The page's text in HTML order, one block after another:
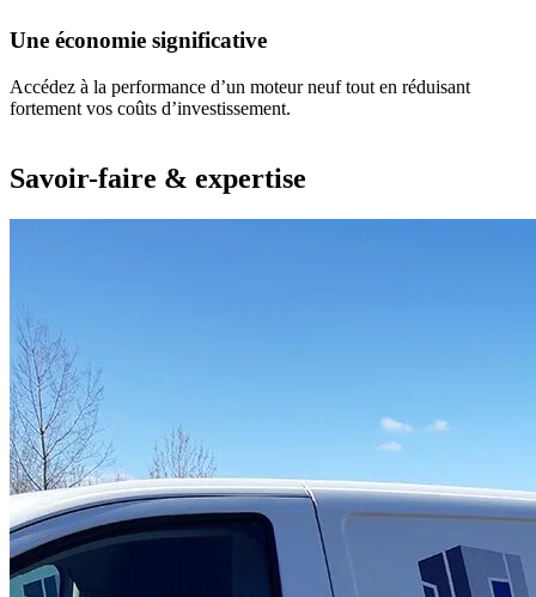
Une économie significative
Accédez à la performance d’un moteur neuf tout en réduisant
fortement vos coûts d’investissement.
Savoir-faire & expertise